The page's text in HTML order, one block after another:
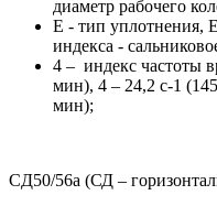
диаметр рабочего
Е - тип уплотнения,
индекса -
4 – индекс частоты
мин), 4 – 24,2 с-1
мин);
CД50/56а (СД –